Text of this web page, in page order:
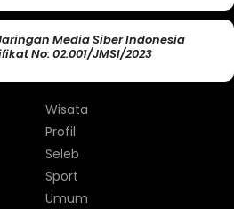
Media Siber Indonesia
No: 02.001/JMSI/2023
Wisata
Profil
Seleb
Sport
Umum